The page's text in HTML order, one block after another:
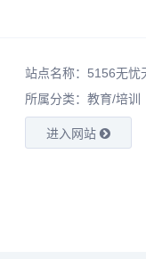
站点名称：5156无忧
所属分类： 教育/培训
进入网站